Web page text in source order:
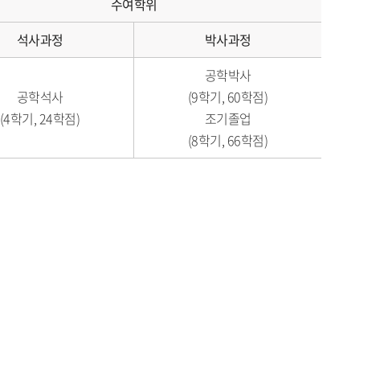
수여학위
석사과정
박사과정
공학석사
(4학기, 24학점)
공학박사
(9학기, 60학점)
조기졸업
(8학기, 66학점)